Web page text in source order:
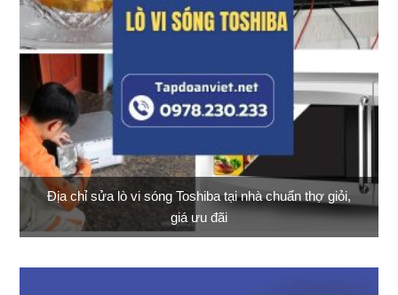
Địa chỉ sửa lò vi sóng Toshiba tại nhà chuẩn thợ giỏi,
giá ưu đãi